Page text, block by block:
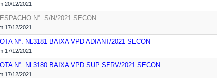
20/12/2021
N°. S/N/2021 SECON
17/12/2021
N°. NL3181 BAIXA VPD ADIANT/2021 SECON
17/12/2021
N°. NL3180 BAIXA VPD SUP SERV/2021 SECON
17/12/2021